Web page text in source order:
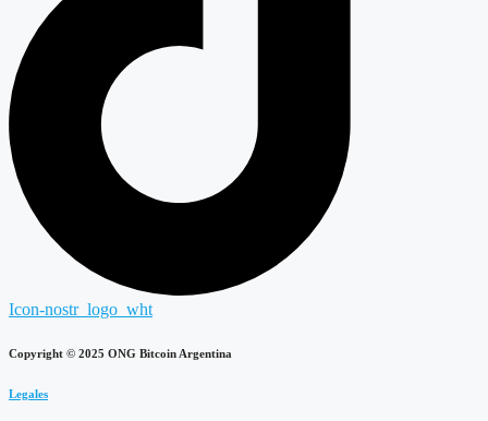
Icon-nostr_logo_wht
Copyright © 2025 ONG Bitcoin Argentina
Legales